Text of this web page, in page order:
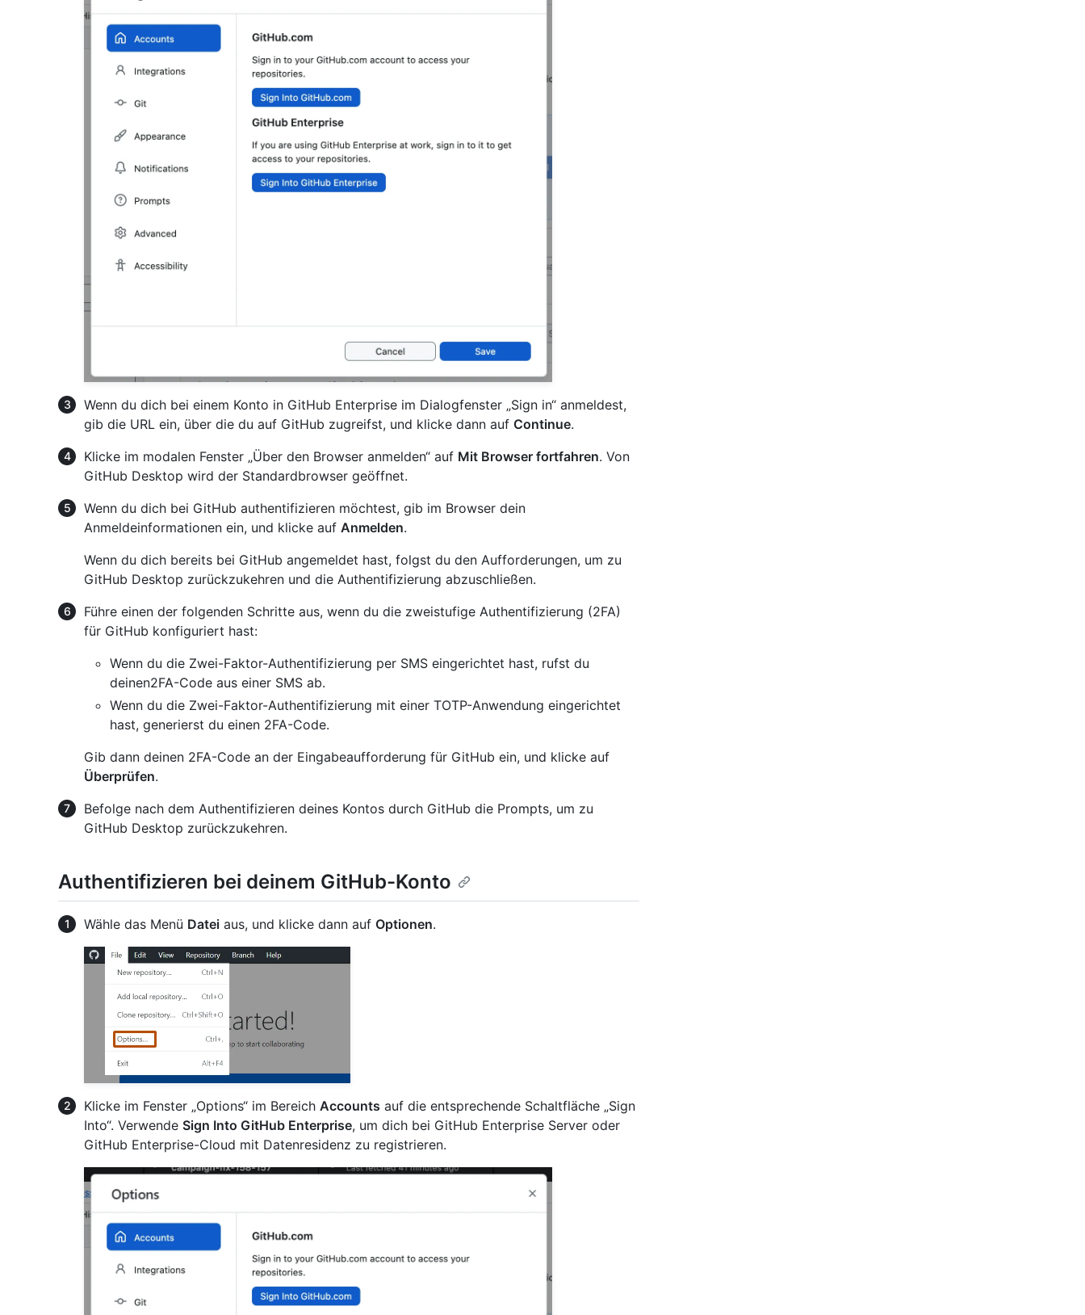
Wenn du dich bei einem Konto in GitHub Enterprise im Dialogfenster „Sign in“ anmeldest,
gib die URL ein, über die du auf GitHub zugreifst, und klicke dann auf Continue.
Klicke im modalen Fenster „Über den Browser anmelden“ auf Mit Browser fortfahren. Von
GitHub Desktop wird der Standardbrowser geöffnet.
Wenn du dich bei GitHub authentifizieren möchtest, gib im Browser dein
Anmeldeinformationen ein, und klicke auf Anmelden.
Wenn du dich bereits bei GitHub angemeldet hast, folgst du den Aufforderungen, um zu
GitHub Desktop zurückzukehren und die Authentifizierung abzuschließen.
Führe einen der folgenden Schritte aus, wenn du die zweistufige Authentifizierung (2FA)
für GitHub konfiguriert hast:
Wenn du die Zwei-Faktor-Authentifizierung per SMS eingerichtet hast, rufst du
deinen2FA-Code aus einer SMS ab.
Wenn du die Zwei-Faktor-Authentifizierung mit einer TOTP-Anwendung eingerichtet
hast, generierst du einen 2FA-Code.
Gib dann deinen 2FA-Code an der Eingabeaufforderung für GitHub ein, und klicke auf
Überprüfen.
Befolge nach dem Authentifizieren deines Kontos durch GitHub die Prompts, um zu
GitHub Desktop zurückzukehren.
Authentifizieren bei deinem GitHub-Konto
Wähle das Menü Datei aus, und klicke dann auf Optionen.
Klicke im Fenster „Options“ im Bereich Accounts auf die entsprechende Schaltfläche „Sign
Into“. Verwende Sign Into GitHub Enterprise, um dich bei GitHub Enterprise Server oder
GitHub Enterprise-Cloud mit Datenresidenz zu registrieren.